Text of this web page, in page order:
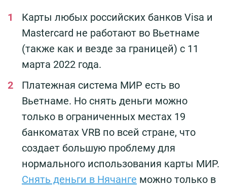
Карты любых российских банков Visa и
Mastercard не работают во Вьетнаме
(также как и везде за границей) с 11
марта 2022 года.
Платежная система МИР есть во
Вьетнаме. Но снять деньги можно
только в ограниченных местах 19
банкоматах VRB по всей стране, что
создает большую проблему для
нормального использования карты МИР.
Снять деньги в Нячанге можно только в